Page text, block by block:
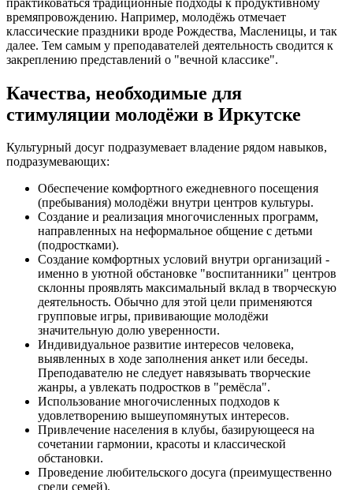
времяпровождению. Например, молодёжь отмечает
классические праздники вроде Рождества, Масленицы, и так
далее. Тем самым у преподавателей деятельность сводится к
закреплению представлений о "вечной классике".
Качества, необходимые для
стимуляции молодёжи в Иркутске
Культурный досуг подразумевает владение рядом навыков,
подразумевающих:
Обеспечение комфортного ежедневного посещения
(пребывания) молодёжи внутри центров культуры.
Создание и реализация многочисленных программ,
направленных на неформальное общение с детьми
(подростками).
Создание комфортных условий внутри организаций -
именно в уютной обстановке "воспитанники" центров
склонны проявлять максимальный вклад в творческую
деятельность. Обычно для этой цели применяются
групповые игры, прививающие молодёжи
значительную долю уверенности.
Индивидуальное развитие интересов человека,
выявленных в ходе заполнения анкет или беседы.
Преподавателю не следует навязывать творческие
жанры, а увлекать подростков в "ремёсла".
Использование многочисленных подходов к
удовлетворению вышеупомянутых интересов.
Привлечение населения в клубы, базирующееся на
сочетании гармонии, красоты и классической
обстановки.
Проведение любительского досуга (преимущественно
среди семей).